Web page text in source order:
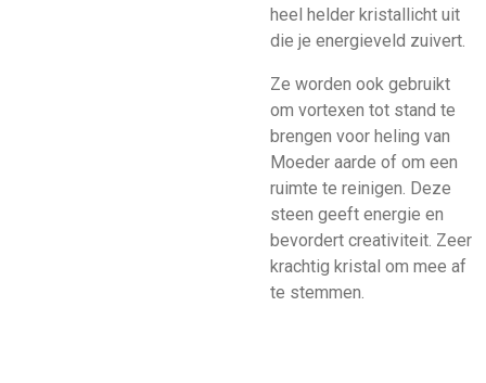
heel helder kristallicht uit
die je energieveld zuivert.
Ze worden ook gebruikt
om vortexen tot stand te
brengen voor heling van
Moeder aarde of om een
ruimte te reinigen. Deze
steen geeft energie en
bevordert creativiteit. Zeer
krachtig kristal om mee af
te stemmen.